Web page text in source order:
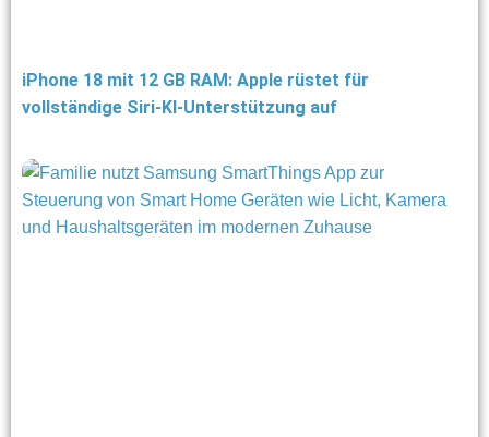
iPhone 18 mit 12 GB RAM: Apple rüstet für
vollständige Siri-KI-Unterstützung auf